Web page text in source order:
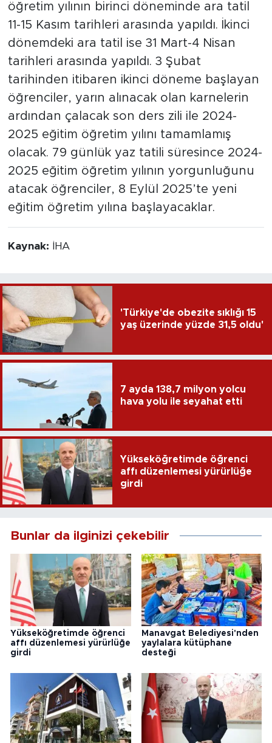
öğretim yılının birinci döneminde ara tatil
11-15 Kasım tarihleri arasında yapıldı. İkinci
dönemdeki ara tatil ise 31 Mart-4 Nisan
tarihleri arasında yapıldı. 3 Şubat
tarihinden itibaren ikinci döneme başlayan
öğrenciler, yarın alınacak olan karnelerin
ardından çalacak son ders zili ile 2024-
2025 eğitim öğretim yılını tamamlamış
olacak. 79 günlük yaz tatili süresince 2024-
2025 eğitim öğretim yılının yorgunluğunu
atacak öğrenciler, 8 Eylül 2025’te yeni
eğitim öğretim yılına başlayacaklar.
Kaynak: İHA
'Türkiye'de obezite sıklığı 15
yaş üzerinde yüzde 31,5 oldu'
7 ayda 138,7 milyon yolcu
hava yolu ile seyahat etti
Yükseköğretimde öğrenci
affı düzenlemesi yürürlüğe
girdi
Bunlar da ilginizi çekebilir
Yükseköğretimde öğrenci
affı düzenlemesi yürürlüğe
girdi
Manavgat Belediyesi'nden
yaylalara kütüphane
desteği